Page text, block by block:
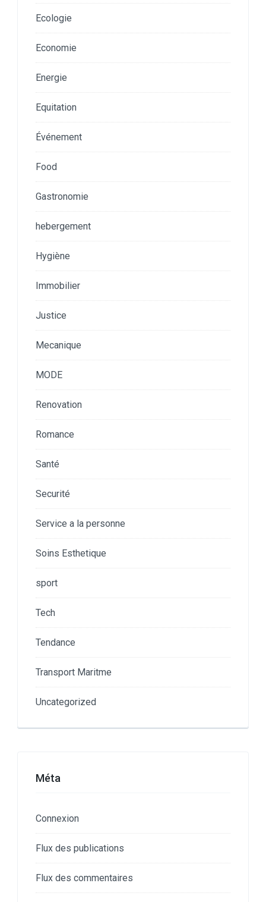
Ecologie
Economie
Energie
Equitation
Événement
Food
Gastronomie
hebergement
Hygiène
Immobilier
Justice
Mecanique
MODE
Renovation
Romance
Santé
Securité
Service a la personne
Soins Esthetique
sport
Tech
Tendance
Transport Maritme
Uncategorized
Méta
Connexion
Flux des publications
Flux des commentaires